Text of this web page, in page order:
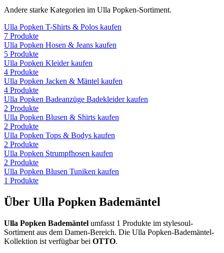
Andere starke Kategorien im Ulla Popken-Sortiment.
Ulla Popken T-Shirts & Polos kaufen
7 Produkte
Ulla Popken Hosen & Jeans kaufen
5 Produkte
Ulla Popken Kleiderkaufen
4 Produkte
Ulla Popken Jacken & Mäntel kaufen
4 Produkte
Ulla Popken Badeanzüge Badekleiderkaufen
2 Produkte
Ulla Popken Blusen & Shirts kaufen
2 Produkte
Ulla Popken Tops & Bodys kaufen
2 Produkte
Ulla Popken Strumpfhosen kaufen
2 Produkte
Ulla Popken Blusen Tuniken kaufen
1 Produkte
Über Ulla Popken Bademäntel
Ulla Popken Bademäntel umfasst 1 Produkte im stylesoul-
Sortiment aus dem Damen-Bereich. Die Ulla Popken-Bademäntel-
Kollektion ist verfügbar bei OTTO.